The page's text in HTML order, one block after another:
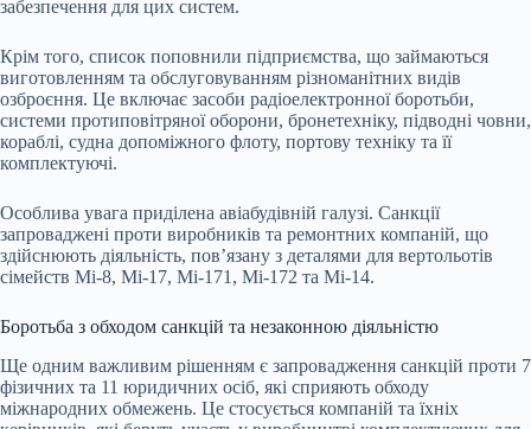
забезпечення для цих систем.
Крім того, список поповнили підприємства, що займаються
виготовленням та обслуговуванням різноманітних видів
озброєння. Це включає засоби радіоелектронної боротьби,
системи протиповітряної оборони, бронетехніку, підводні човни,
кораблі, судна допоміжного флоту, портову техніку та її
комплектуючі.
Особлива увага приділена авіабудівній галузі. Санкції
запроваджені проти виробників та ремонтних компаній, що
здійснюють діяльність, пов’язану з деталями для вертольотів
сімейств Мі-8, Мі-17, Мі-171, Мі-172 та Мі-14.
Боротьба з обходом санкцій та незаконною діяльністю
Ще одним важливим рішенням є запровадження санкцій проти 7
фізичних та 11 юридичних осіб, які сприяють обходу
міжнародних обмежень. Це стосується компаній та їхніх